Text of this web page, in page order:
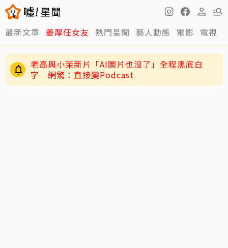
最新文章 姜厚任女友 熱門星聞 藝人動態 電影 電視
快訊／方志友、楊銘威離婚了！結束12年婚「無
法再做情人永遠是家人」
老高與小茉新片「AI圖片也沒了」全程黑底白
字 網驚：直接變Podcast